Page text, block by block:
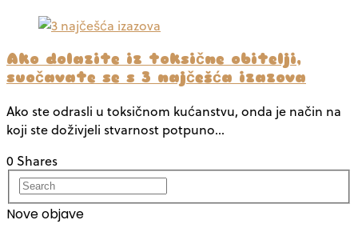
Ako dolazite iz toksične obitelji,
suočavate se s 3 najčešća izazova
Ako ste odrasli u toksičnom kućanstvu, onda je način na
koji ste doživjeli stvarnost potpuno…
0 Shares
Nove objave